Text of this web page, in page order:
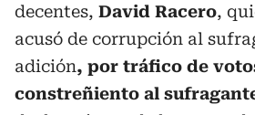
decentes, David Racero,
acusó de corrupción al
adición, por tráfico de
constreñiento al